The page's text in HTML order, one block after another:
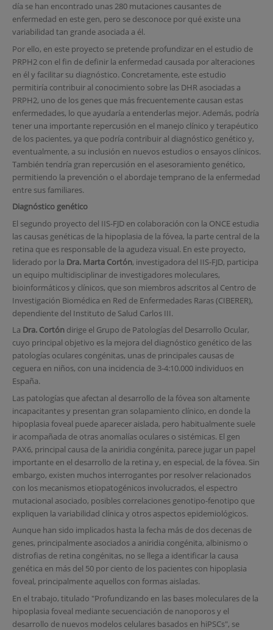
día se han encontrado unas 280 mutaciones causantes de
enfermedad en este gen, pero se desconoce por qué existe una
variabilidad tan grande asociada a él.
Por ello, en este proyecto se pretende profundizar en el estudio de
PRPH2 con el fin de definir la enfermedad causada por alteraciones
en él y facilitar su diagnóstico. Concretamente, este estudio
permitiría contribuir al conocimiento sobre las DHR asociadas a
PRPH2, uno de los genes que más frecuentemente causan estas
enfermedades, lo que ayudaría a entenderlas mejor. Además, podría
tener una importante repercusión en el manejo clínico y terapéutico
de los pacientes, ya que podría contribuir al diagnóstico genético y,
eventualmente, a su inclusión en nuevos estudios o ensayos clínicos.
También tendría gran repercusión en el asesoramiento genético,
permitiendo la prevención o el abordaje temprano de la enfermedad
entre sus familiares.
Diagnóstico genético
El segundo proyecto del IIS-FJD en colaboración con la ONCE estudia
las causas genéticas de la hipoplasia de la fóvea, la parte central de la
retina que es responsable de la agudeza visual. En este proyecto,
liderado por la Dra. Marta Cortón, investigadora del IIS-FJD, participa
un equipo multidisciplinar de investigadores moleculares,
bioinformáticos y clínicos, que son miembros adscritos al Centro de
Investigación Biomédica en Red de Enfermedades Raras (CIBERER),
dependiente del Instituto de Salud Carlos III.
La Dra. Cortóndirige el Grupo de Patologías del Desarrollo Ocular,
cuyo principal objetivo es la mejora del diagnóstico genético de las
patologías oculares congénitas, unas de principales causas de
ceguera en niños, con una incidencia de 3-4:10.000 individuos en
España.
Las patologías que afectan al desarrollo de la fóvea son altamente
incapacitantes y presentan gran solapamiento clínico, en donde la
hipoplasia foveal puede aparecer aislada, pero habitualmente suele
ir acompañada de otras anomalías oculares o sistémicas. El gen
PAX6, principal causa de la aniridia congénita, parece jugar un papel
importante en el desarrollo de la retina y, en especial, de la fóvea. Sin
embargo, existen muchos interrogantes por resolver relacionados
con los mecanismos etiopatogénicos involucrados, el espectro
mutacional asociado, posibles correlaciones genotipo-fenotipo que
expliquen la variabilidad clínica y otros aspectos epidemiológicos.
Aunque han sido implicados hasta la fecha más de dos decenas de
genes, principalmente asociados a aniridia congénita, albinismo o
distrofias de retina congénitas, no se llega a identificar la causa
genética en más del 50 por ciento de los pacientes con hipoplasia
foveal, principalmente aquellos con formas aisladas.
En el trabajo, titulado "Profundizando en las bases moleculares de la
hipoplasia foveal mediante secuenciación de nanoporos y el
desarrollo de nuevos modelos celulares basados en hiPSCs", se